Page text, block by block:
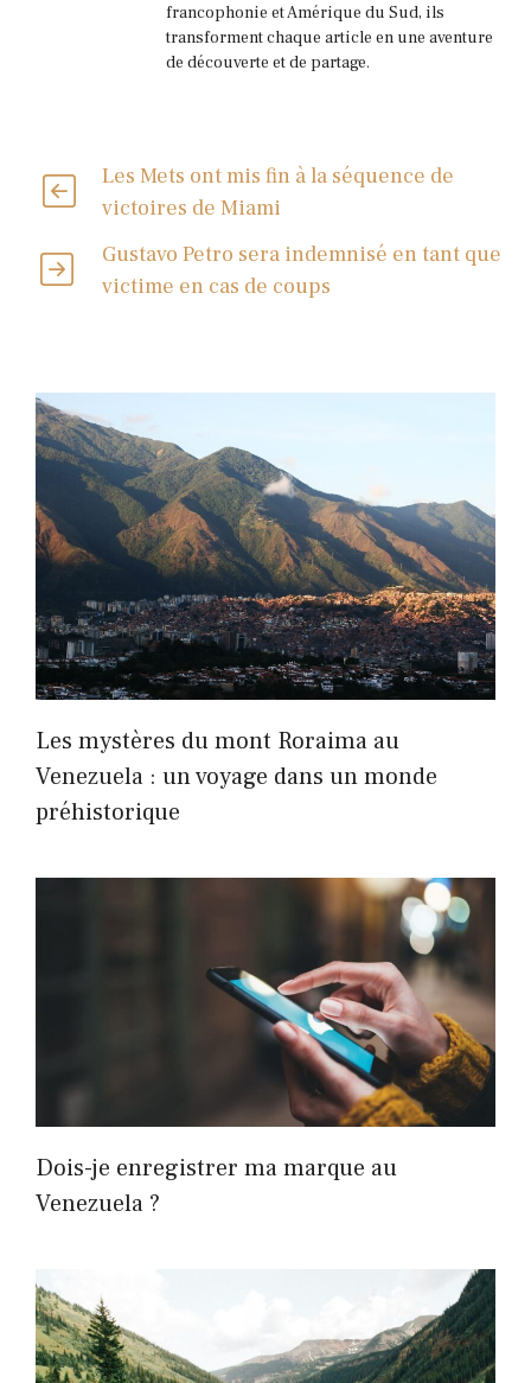
francophonie et Amérique du Sud, ils
transforment chaque article en une aventure
de découverte et de partage.
Les Mets ont mis fin à la séquence de
victoires de Miami
Gustavo Petro sera indemnisé en tant que
victime en cas de coups
Les mystères du mont Roraima au
Venezuela : un voyage dans un monde
préhistorique
Dois-je enregistrer ma marque au
Venezuela ?